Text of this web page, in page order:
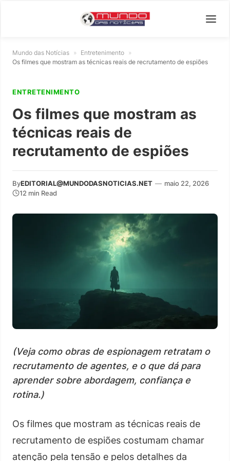
Mundo das Notícias » Entretenimento »
Os filmes que mostram as técnicas reais de recrutamento de espiões
ENTRETENIMENTO
Os filmes que mostram as
técnicas reais de
recrutamento de espiões
ByEDITORIAL@MUNDODASNOTICIAS.NET — maio 22, 2026
12 min Read
(Veja como obras de espionagem retratam o
recrutamento de agentes, e o que dá para
aprender sobre abordagem, confiança e
rotina.)
Os filmes que mostram as técnicas reais de
recrutamento de espiões costumam chamar
atenção pela tensão e pelos detalhes da